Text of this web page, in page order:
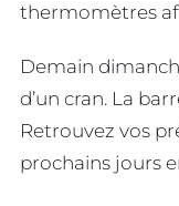
thermomètres
Demain
d’un cran. La
Retrouvez vos
prochains jours